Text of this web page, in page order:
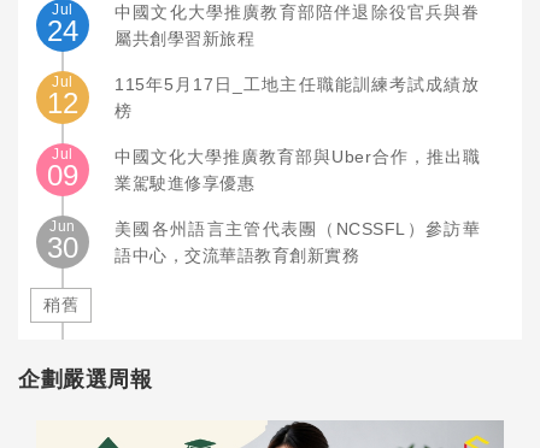
Jul
24
中國文化大學推廣教育部陪伴退除役官兵與眷
屬共創學習新旅程
Jul
12
115年5月17日_工地主任職能訓練考試成績放
榜
Jul
09
中國文化大學推廣教育部與Uber合作，推出職
業駕駛進修享優惠
Jun
30
美國各州語言主管代表團（NCSSFL）參訪華
語中心，交流華語教育創新實務
稍舊
企劃嚴選周報